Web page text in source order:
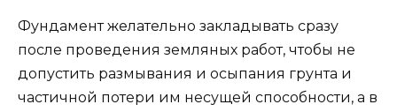
Фундамент желательно закладывать сразу
после проведения земляных работ, чтобы не
допустить размывания и осыпания грунта и
частичной потери им несущей способности, а в